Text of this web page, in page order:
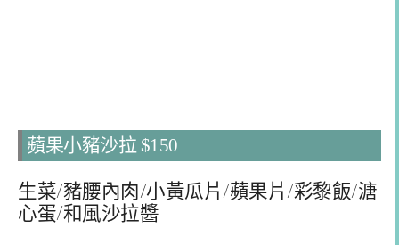
蘋果小豬沙拉 $150
生菜/豬腰內肉/小黃瓜片/蘋果片/彩黎飯/溏
心蛋/和風沙拉醬